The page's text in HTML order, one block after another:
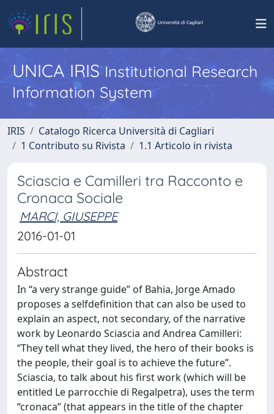
UNICA IRISInstitutional Research
Information System
IRIS
Catalogo Ricerca Università di Cagliari
1 Contributo su Rivista
1.1 Articolo in rivista
Sciascia e Camilleri tra Racconto e
Cronaca Sociale
MARCI, GIUSEPPE
2016-01-01
Abstract
In “a very strange guide” of Bahia, Jorge Amado
proposes a selfdefinition that can also be used to
explain an aspect, not secondary, of the narrative
work by Leonardo Sciascia and Andrea Camilleri:
“They tell what they lived, the hero of their books is
the people, their goal is to achieve the future”.
Sciascia, to talk about his first work (which will be
entitled Le parrocchie di Regalpetra), uses the term
“cronaca” (that appears in the title of the chapter